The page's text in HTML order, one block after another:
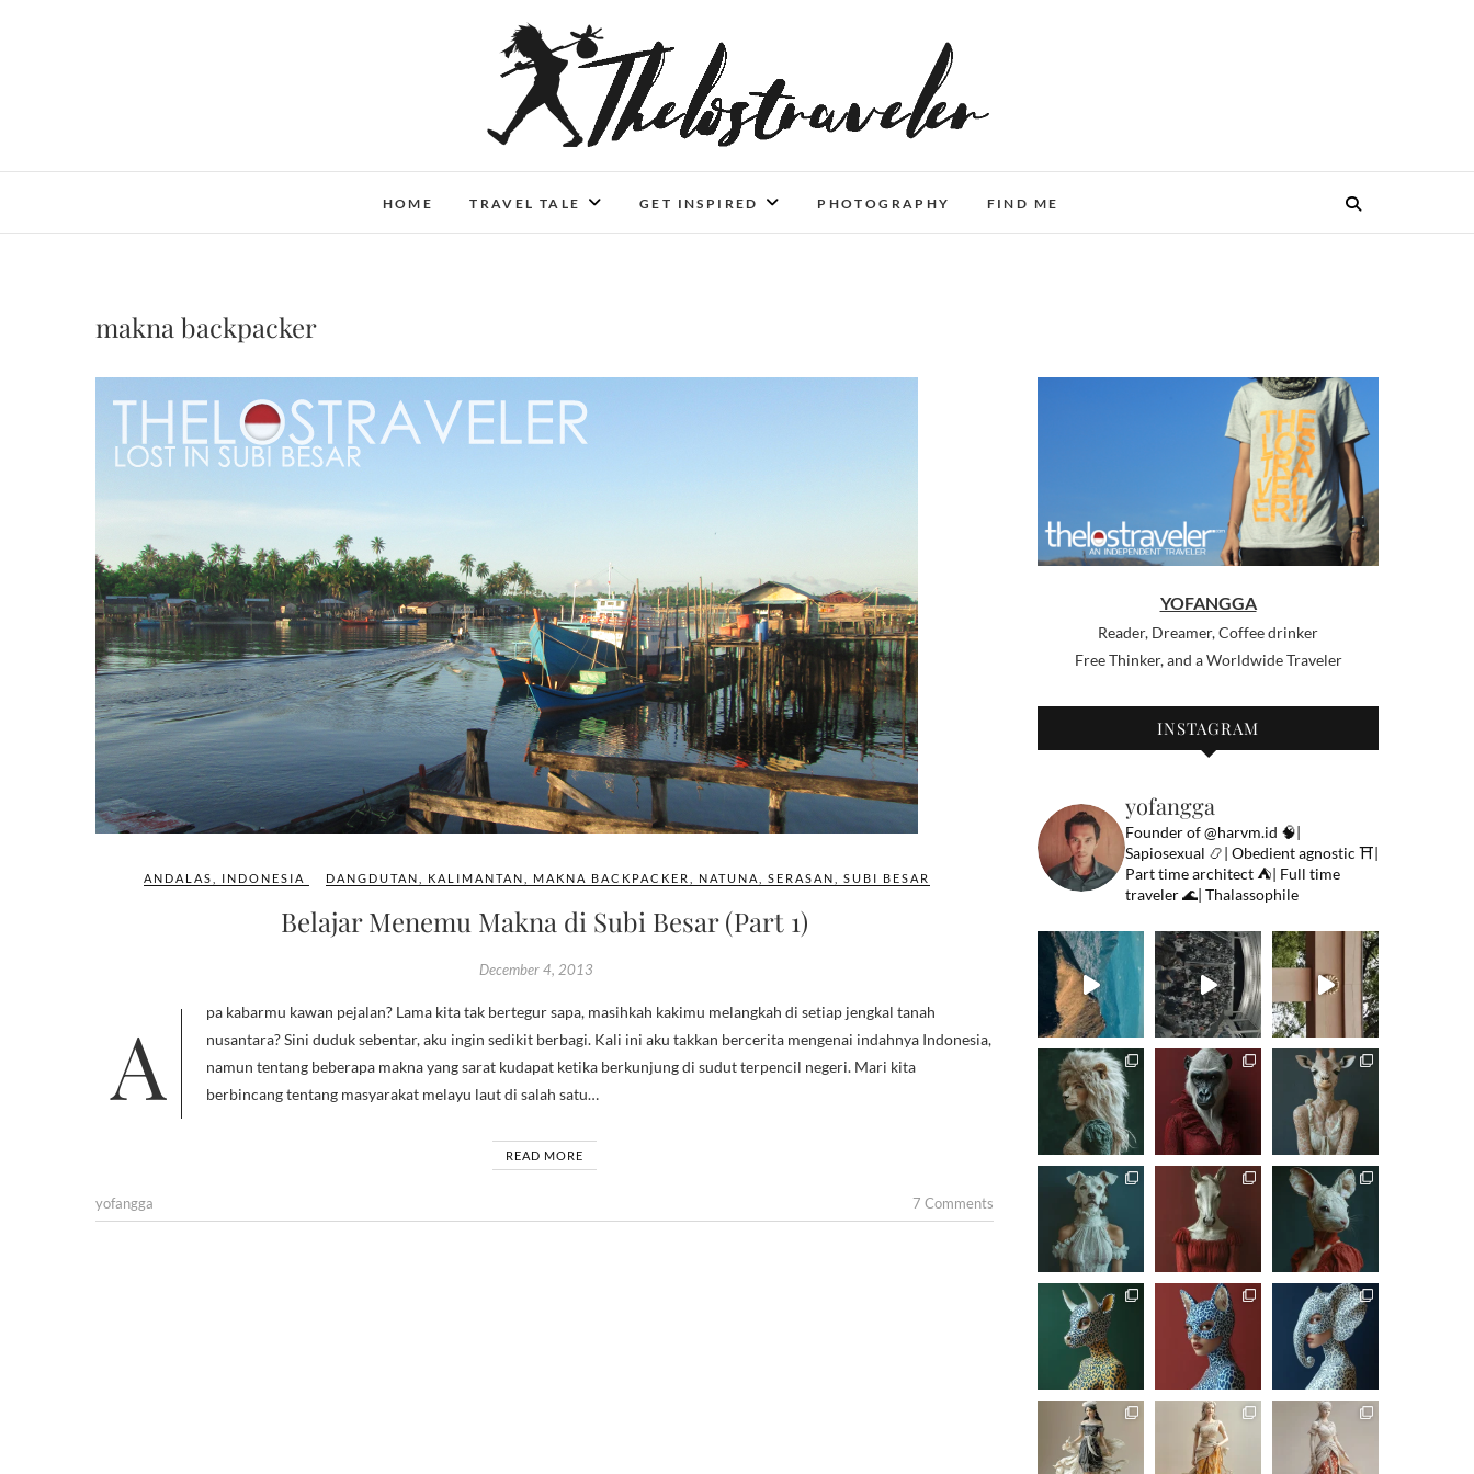
An Independent Traveler
HOME TRAVEL TALE GET INSPIRED PHOTOGRAPHY FIND ME
makna backpacker
ANDALAS INDONESIA DANGDUTAN KALIMANTAN MAKNA BACKPACKER NATUNA SERASAN SUBI BESAR
Belajar Menemu Makna di Subi Besar (Part 1)
December 4, 2013
Apa kabarmu kawan pejalan? Lama kita tak bertegur sapa, masihkah kakimu melangkah di setiap jengkal tanah
nusantara? Sini duduk sebentar, aku ingin sedikit berbagi. Kali ini aku takkan bercerita mengenai indahnya Indonesia,
namun tentang beberapa makna yang sarat kudapat ketika berkunjung di sudut terpencil negeri. Mari kita
berbincang tentang masyarakat melayu laut di salah satu…
READ MORE
yofangga 7 Comments
YOFANGGA
Reader, Dreamer, Coffee drinker
Free Thinker, and a Worldwide Traveler
INSTAGRAM
yofangga
Founder of @harvm.id 🧠|
Sapiosexual 📿| Obedient agnostic ⛩|
Part time architect ⛺️| Full time
traveler🌊| Thalassophile